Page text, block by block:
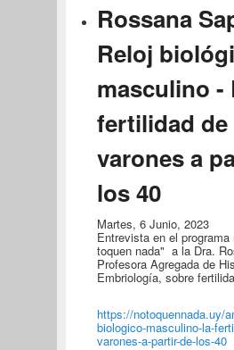
Rossana
Reloj
masculino -
fertilidad
varones a
los 40
Martes, 6 Junio, 2023
Entrevista en el programa
toquen nada" a la Dra.
Profesora Agregada de
Embriología, sobre
https://notoquennada.uy/
biologico-masculino-la-
varones-a-partir-de-los-40